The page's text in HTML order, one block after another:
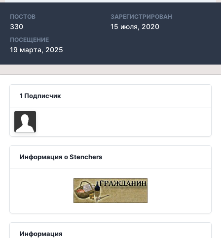
ПОСТОВ
330
ЗАРЕГИСТРИРОВАН
15 июля, 2020
ПОСЕЩЕНИЕ
19 марта, 2025
1 Подписчик
Информация о Stenchers
Информация